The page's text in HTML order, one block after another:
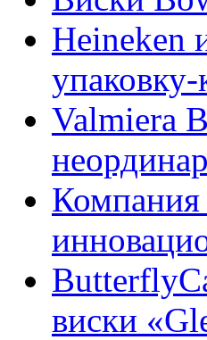
Heineken
упаковку-
Valmiera
Компания
виски